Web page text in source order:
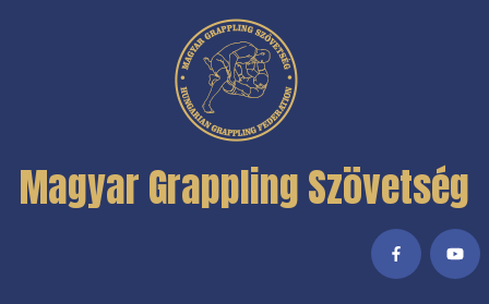
Magyar Grappling Szövetség